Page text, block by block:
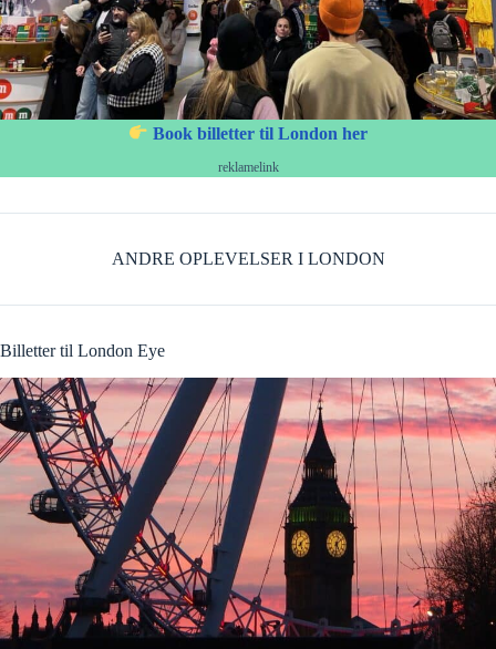
Book billetter til London her
reklamelink
ANDRE OPLEVELSER I LONDON
Billetter til London Eye